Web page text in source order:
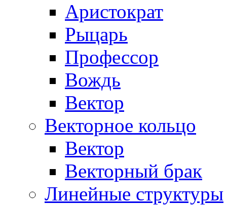
Аристократ
Рыцарь
Профессор
Вождь
Вектор
Векторное кольцо
Вектор
Векторный брак
Линейные структуры